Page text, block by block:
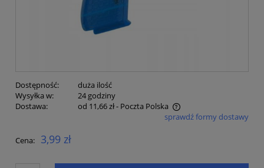
Dostępność:
duża ilość
Wysyłka w:
24 godziny
Dostawa:
od 11,66 zł- Poczta Polska
Cena nie zawiera ewentualnych kosztów płatnościsprawdź formy dostawy
Cena: 3,99 zł